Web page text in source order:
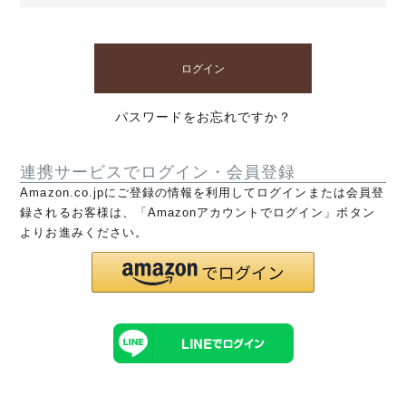
ログイン
パスワードをお忘れですか？
連携サービスでログイン・会員登録
Amazon.co.jpにご登録の情報を利用してログインまたは会員登
録されるお客様は、「Amazonアカウントでログイン」ボタン
よりお進みください。